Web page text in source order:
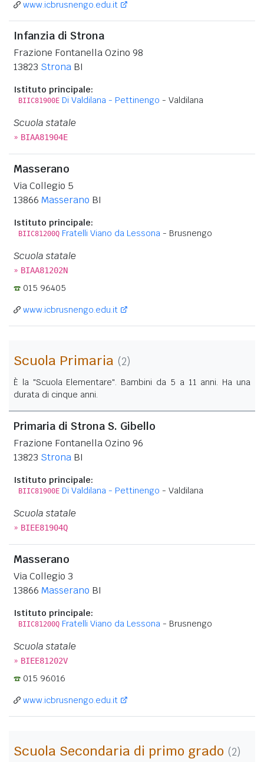
www.icbrusnengo.edu.it
Infanzia di Strona
Frazione Fontanella Ozino 98
13823 Strona BI
Istituto principale:
BIIC81900E Di Valdilana - Pettinengo - Valdilana
Scuola statale
» BIAA81904E
Masserano
Via Collegio 5
13866 Masserano BI
Istituto principale:
BIIC81200Q Fratelli Viano da Lessona - Brusnengo
Scuola statale
» BIAA81202N
015 96405
www.icbrusnengo.edu.it
Scuola Primaria (2)
È la "Scuola Elementare". Bambini da 5 a 11 anni. Ha una
durata di cinque anni.
Primaria di Strona S. Gibello
Frazione Fontanella Ozino 96
13823 Strona BI
Istituto principale:
BIIC81900E Di Valdilana - Pettinengo - Valdilana
Scuola statale
» BIEE81904Q
Masserano
Via Collegio 3
13866 Masserano BI
Istituto principale:
BIIC81200Q Fratelli Viano da Lessona - Brusnengo
Scuola statale
» BIEE81202V
015 96016
www.icbrusnengo.edu.it
Scuola Secondaria di primo grado (2)